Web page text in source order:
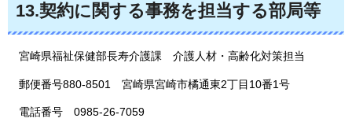
13.契約に関する事務を担当する部局等
宮崎県福祉保健部長寿介護課 介護人材・高齢化対策担当
郵便番号880-8501 宮崎県宮崎市橘通東2丁目10番1号
電話番号 0985-26-7059